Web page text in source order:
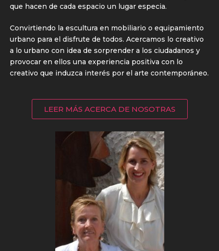
que hacen de cada espacio un lugar especia.
Convirtiendo la escultura en mobiliario o equipamiento
urbano para el disfrute de todos. Acercamos lo creativo
a lo urbano con idea de sorprender a los ciudadanos y
provocar en ellos una experiencia positiva con lo
creativo que induzca interés por el arte contemporáneo.
LEER MÁS ACERCA DE NOSOTRAS